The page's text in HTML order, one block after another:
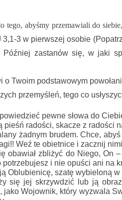
tego, abyśmy przemawiali do
3,1-3 w pierwszej osobie
zastanów się, w jaki
o Twoim podstawowym
przemyśleń, tego co
pewne słowa do
pieśń radości, skacze z radości
żadnym brudem. Chce,
Weź te obietnice i zacznij
obawiał zbliżyć do Niego, On
potrzebujesz i nie opuści ani na
Oblubienicę, szatę wybieloną
się jej skrzywdzić lub ją
jako Wojownik, który wyzwala